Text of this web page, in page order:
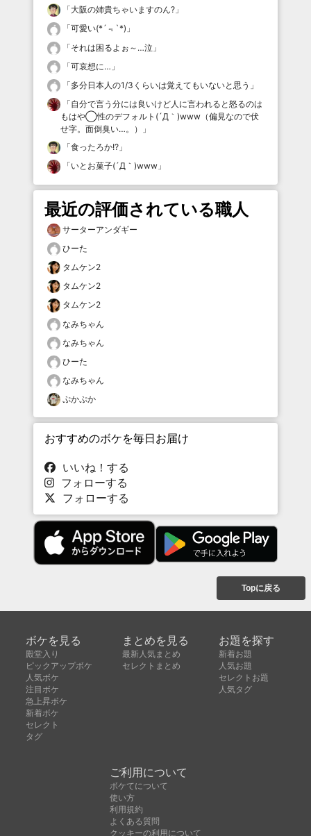
「大阪の姉貴ちゃいますのん? 」
「可愛い(*´﹃`*) 」
「それは困るよぉ～…泣 」
「可哀想に… 」
「多分日本人の1/3くらいは覚えてもいないと思う 」
「自分で言う分には良いけど人に言われると怒るのは
もはや◯性のデフォルト(´Д｀)www（偏見なので伏
せ字。面倒臭い…。）
」
「食ったろか!? 」
「いとお菓子(´Д｀)www 」
最近の評価されている職人
サーターアンダギー
ひーた
タムケン2
タムケン2
タムケン2
なみちゃん
なみちゃん
ひーた
なみちゃん
ぷかぷか
おすすめのボケを毎日お届け
いいね！する
フォローする
フォローする
Topに戻る
ボケを見る
殿堂入り
ピックアップボケ
人気ボケ
注目ボケ
急上昇ボケ
新着ボケ
セレクト
タグ
まとめを見る
最新人気まとめ
セレクトまとめ
お題を探す
新着お題
人気お題
セレクトお題
人気タグ
ご利用について
ボケてについて
使い方
利用規約
よくある質問
クッキーの利用について